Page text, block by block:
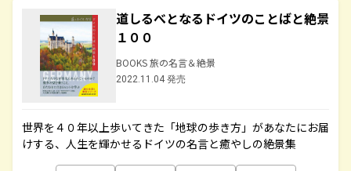
道しるべとなるドイツのことばと絶景
１００
BOOKS 旅の名言＆絶景
2022.11.04 発売
世界を４０年以上歩いてきた「地球の歩き方」があなたにお届
けする、人生を輝かせるドイツの名言と癒やしの絶景集